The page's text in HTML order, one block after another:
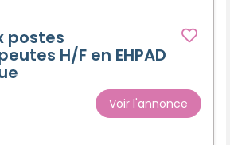
postes
H/F en EHPAD
Voir l'annonce